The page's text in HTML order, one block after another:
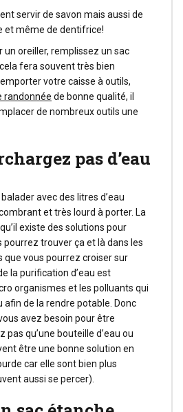
servir de savon mais aussi de
et même de dentifrice!
un oreiller, remplissez un sac
fera souvent très bien
votre caisse à outils,
randonnée de bonne qualité, il
de nombreux outils une
pas d’eau
avec des litres d’eau
et très lourd à porter. La
existe des solutions pour
pourrez trouver ça et là dans les
que vous pourrez croiser sur
la purification d’eau est
organismes et les polluants qui
afin de la rendre potable. Donc
avez besoin pour être
pas qu’une bouteille d’eau ou
être une bonne solution en
car elle sont bien plus
aussi se percer).